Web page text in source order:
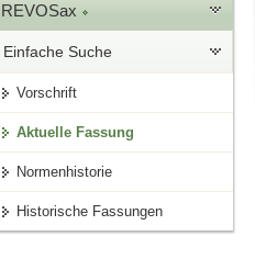
REVOSax
Einfache Suche
Vorschrift
Aktuelle Fassung
Normenhistorie
Historische Fassungen